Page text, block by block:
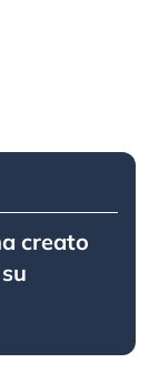
creato